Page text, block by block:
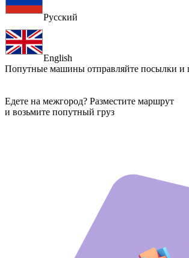
Русский
English
Попутные машины отправляйте посылки
Едете на межгород? Разместите маршрут
и возьмите попутный груз